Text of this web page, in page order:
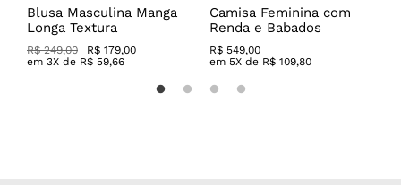
Blusa Masculina Manga
Longa Textura
R$ 249,00
R$ 179,00
em 3X de R$ 59,66
Camisa Feminina com
Renda e Babados
R$ 549,00
em 5X de R$ 109,80